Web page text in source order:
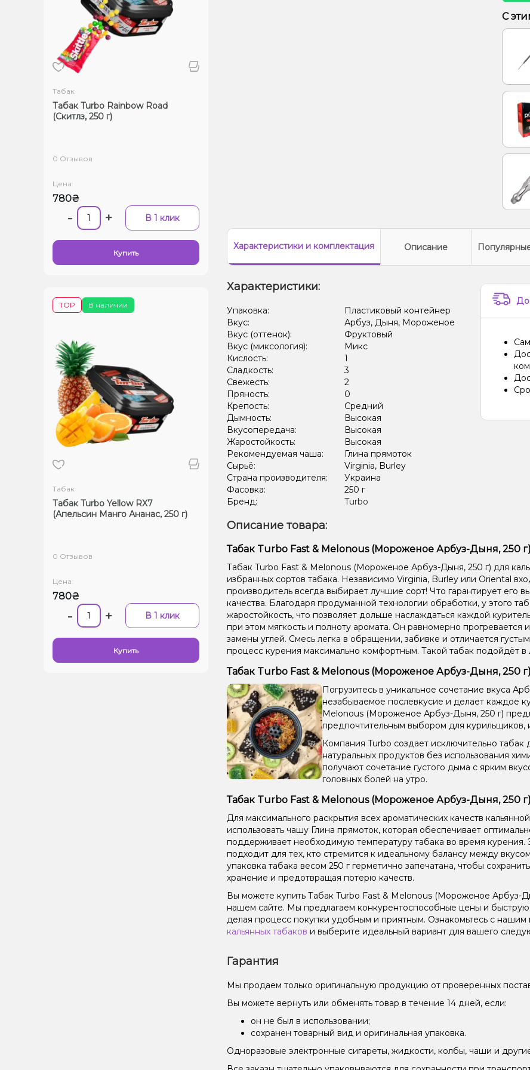
Табак
Табак Turbo Rainbow Road
(Скитлз, 250 г)
0 Отзывов
Цена:
780₴
- + В 1 клик
Купить
В наличии
TOP
Табак
Табак Turbo Yellow RX7
(Апельсин Манго Ананас, 250 г)
0 Отзывов
Цена:
780₴
- + В 1 клик
Купить
С
Характеристикии комплектация Описание
Характеристики:
Упаковка:
Пластиковый контейнер
Вкус:
Арбуз, Дыня, Мороженое
Вкус (оттенок):
Фруктовый
Вкус (миксология):
Микс
Кислость:
1
Сладкость:
3
Свежесть:
2
Пряность:
0
Крепость:
Средний
Дымность:
Высокая
Вкусопередача:
Высокая
Жаростойкость:
Высокая
Рекомендуемая чаша:
Глина прямоток
Сырьё:
Virginia, Burley
Страна производителя:
Украина
Фасовка:
250 г
Бренд:
Turbo
Описание товара:
Табак Turbo Fast & Melonous (Мороженое Арбуз-Дыня, 250
Табак Turbo Fast & Melonous (Мороженое Арбуз-Дыня, 250 г) для
избранных сортов табака. Независимо Virginia, Burley или Oriental
производитель всегда выбирает лучшие сорт! Что гарантирует его
качества. Благодаря продуманной технологии обработки, у этого
жаростойкость, что позволяет дольше наслаждаться каждой
при этом мягкость и полноту аромата. Он равномерно прогревается
замены углей. Смесь легка в обращении, забивке и отличается
процесс курения максимально комфортным. Такой табак подойдёт
Табак Turbo Fast & Melonous (Мороженое Арбуз-Дыня, 250
Погрузитесь в уникальное сочетание вкуса
незабываемое послевкусие и делает каждое
Melonous (Мороженое Арбуз-Дыня, 250 г)
предпочтительным выбором для
Компания Turbo создает исключительно табак
натуральных продуктов без использования
получают сочетание густого дыма с ярким
головных болей на утро.
Табак Turbo Fast & Melonous (Мороженое Арбуз-Дыня, 250
Для максимального раскрытия всех ароматических качеств
использовать чашу Глина прямоток, которая обеспечивает
поддерживает необходимую температуру табака во время курения.
подходит для тех, кто стремится к идеальному балансу между
упаковка табака весом 250 г герметично запечатана, чтобы
хранение и предотвращая потерю качеств.
Вы можете купить Табак Turbo Fast & Melonous (Мороженое Арбуз-
нашем сайте. Мы предлагаем конкурентоспособные цены и быструю
делая процесс покупки удобным и приятным. Ознакомьтесь с
кальянных табаков и выберите идеальный вариант для вашего
Гарантия
Мы продаем только оригинальную продукцию от проверенных
Вы можете вернуть или обменять товар в течение 14 дней, если:
он не был в использовании;
сохранен товарный вид и оригинальная упаковка.
Одноразовые электронные сигареты, жидкости, колбы, чаши и